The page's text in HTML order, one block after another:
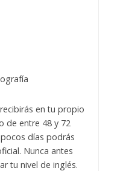
en tu propio
de entre 48 y 72
días podrás
Nunca antes
tu nivel de inglés.